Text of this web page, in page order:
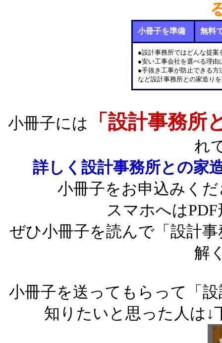
小冊子を準備 無料
●設計事務所ではどんな提案
●安い工事会社を選べる理由
●手抜き工事が防止できる方
など設計事務所との家造り
小冊子には 「設計事務
れ
詳しく設計事務所との家
小冊子をお申込みく
スマホへは
ぜひ小冊子を読んで「設計
解
小冊子を送ってもらって「
知りたいと思った人は